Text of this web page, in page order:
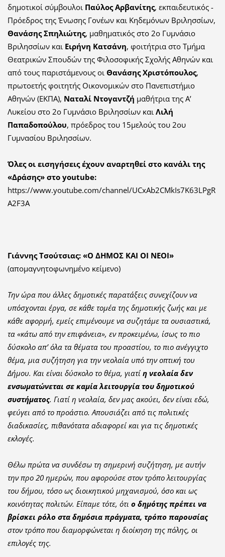
δημοτικοί σύμβουλοι Παύλος Αρβανίτης, εκπαιδευτικός -
Πρόεδρος της Ένωσης Γονέων και Κηδεμόνων Βριλησσίων,
Θανάσης Σπηλιώτης, μαθηματικός στο 2ο Γυμνάσιο
Βριλησσίων και Ειρήνη Κατσάνη, φοιτήτρια στο Τμήμα
Θεατρικών Σπουδών της Φιλοσοφικής Σχολής Αθηνών και
από τους παριστάμενους οι Θανάσης Χριστόπουλος,
πρωτοετής φοιτητής Οικονομικών στο Πανεπιστήμιο
Αθηνών (ΕΚΠΑ), Ναταλί Ντογαντζή μαθήτρια της Α’
Λυκείου στο 2ο Γυμνάσιο Βριλησσίων και Λιλή
Παπαδοπούλου, πρόεδρος του 15μελούς του 2ου
Γυμνασίου Βριλησσίων.
Όλες οι εισηγήσεις έχουν αναρτηθεί στο κανάλι της
«Δράσης» στο youtube:
https://www.youtube.com/channel/UCxAb2CMkIs7K63LPgR
A2F3A
Γιάννης Τσούτσιας: «Ο ΔΗΜΟΣ ΚΑΙ ΟΙ ΝΕΟΙ»
(απομαγνητοφωνημένο κείμενο)
Την ώρα που άλλες δημοτικές παρατάξεις συνεχίζουν να
υπόσχονται έργα, σε κάθε τομέα της δημοτικής ζωής και με
κάθε αφορμή, εμείς επιμένουμε να συζητάμε τα ουσιαστικά,
τα «κάτω από την επιφάνεια», εν προκειμένω, ίσως το πιο
δύσκολο απ’ όλα τα θέματα του προαστίου, το πιο ανέγγιχτο
θέμα, μια συζήτηση για την νεολαία υπό την οπτική του
Δήμου. Και είναι δύσκολο το θέμα, γιατί η νεολαία δεν
ενσωματώνεται σε καμία λειτουργία του δημοτικού
συστήματος. Γιατί η νεολαία, δεν μας ακούει, δεν είναι εδώ,
φεύγει από το προάστιο. Απουσιάζει από τις πολιτικές
διαδικασίες, πιθανότατα αδιαφορεί και για τις δημοτικές
εκλογές.
Θέλω πρώτα να συνδέσω τη σημερινή συζήτηση, με αυτήν
την προ 20 ημερών, που αφορούσε στον τρόπο λειτουργίας
του δήμου, τόσο ως διοικητικού μηχανισμού, όσο και ως
κοινότητας πολιτών. Είπαμε τότε, ότι ο δημότης πρέπει να
βρίσκει ρόλο στα δημόσια πράγματα, τρόπο παρουσίας
στον τρόπο που διαμορφώνεται η διοίκηση της πόλης, οι
επιλογές της.